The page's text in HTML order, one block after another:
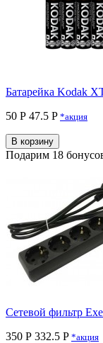
Батарейка Kodak
50 Р 47.5 P *акция
В корзину
Подарим 18
Сетевой фильтр
350 Р 332.5 P *акция